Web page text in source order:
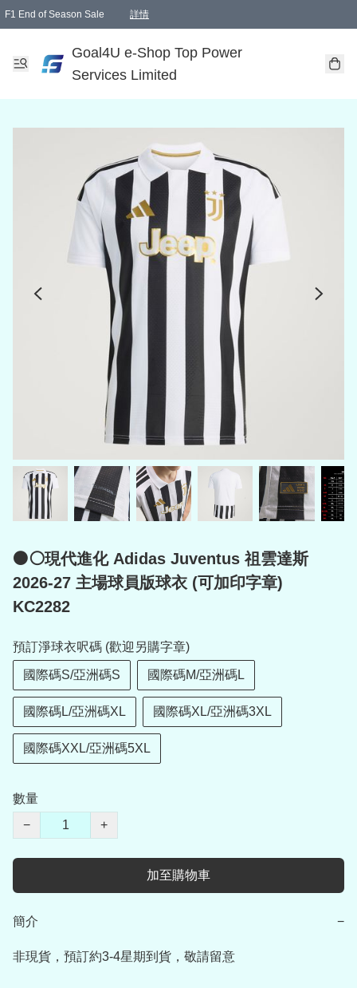
F1 End of Season Sale 詳情
Goal4U e-Shop Top Power
Services Limited
⚫⚪現代進化 Adidas Juventus 祖雲達斯
2026-27 主場球員版球衣 (可加印字章)
KC2282
預訂淨球衣呎碼 (歡迎另購字章)
國際碼S/亞洲碼S 國際碼M/亞洲碼L
國際碼L/亞洲碼XL 國際碼XL/亞洲碼3XL
國際碼XXL/亞洲碼5XL
數量
−
+
加至購物車
簡介 −
非現貨，預訂約3-4星期到貨，敬請留意